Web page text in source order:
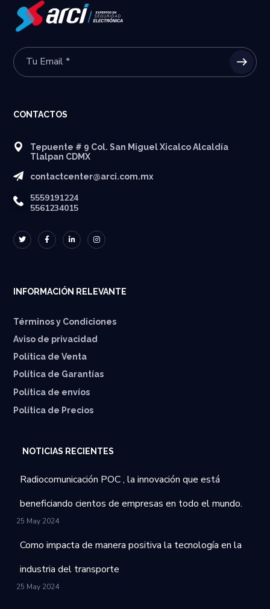
CONTACTOS
Tepuente # 9 Col. San Miguel Xicalco Alcaldía
Tlalpan CDMX
contactcenter@arci.com.mx
5559191224
5561234015
INFORMACIÓN RELEVANTE
Términos y Condiciones
Aviso de privacidad
Política de Venta
Política de Garantías
⁠Política de envíos
Política de Precios
NOTICIAS RECIENTES
Radiocomunicación POC , la innovación que está
beneficiando cientos de empresas en todo el mundo.
25 May 2024
Como impacta de manera positiva la tecnología en la
industria del transporte
25 May 2024